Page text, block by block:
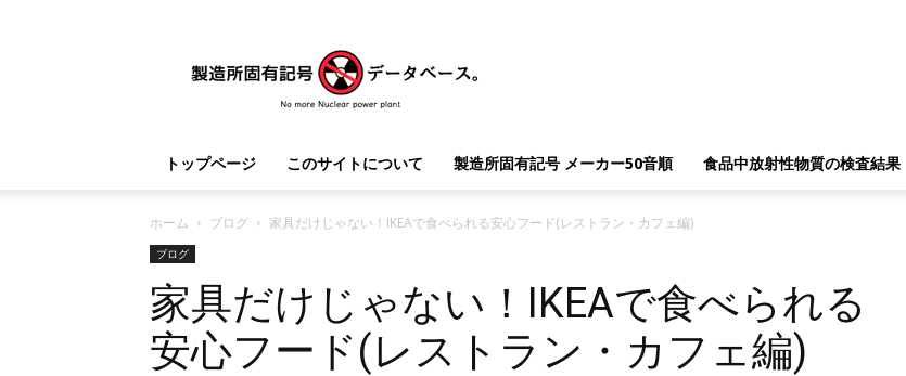
造
所
固
記
号
ー
ー
ス
トップページ このサイトについて 製造所固有記号 メーカー50音順 食品中放射性物質の検査結果
ホーム ブログ 家具だけじゃない！IKEAで食べられる安心フード(レストラン・カフェ編)
ブログ
家具だけじゃない！IKEAで食べられる
安心フード(レストラン・カフェ編)